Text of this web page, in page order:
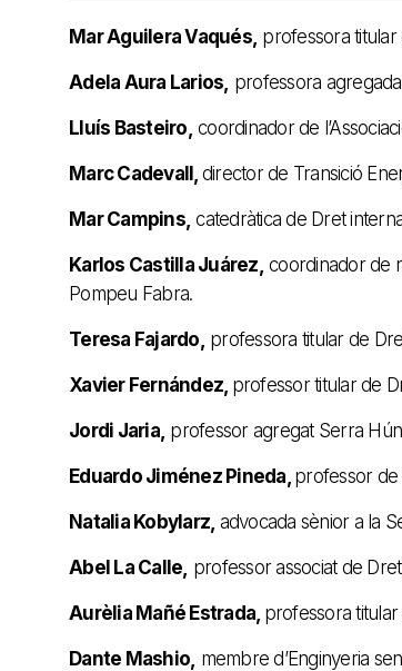
Mar Aguilera Vaqués, professora titular
Adela Aura Larios, professora
Lluís Basteiro, coordinador de
Marc Cadevall, director de Transició
Mar Campins, catedràtica de Dret
Karlos Castilla Juárez, coordinador de
Pompeu Fabra.
Teresa Fajardo, professora titular de
Xavier Fernández, professor titular de
Jordi Jaria, professor agregat Serra
Eduardo Jiménez Pineda, professor de
Natalia Kobylarz, advocada sènior a la
Abel La Calle, professor associat de
Aurèlia Mañé Estrada, professora titular
Dante Mashio, membre d’Enginyeria